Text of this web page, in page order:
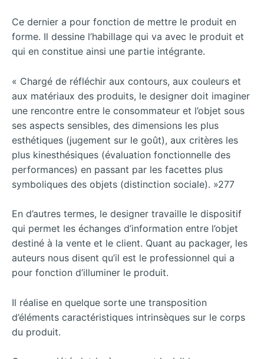
Ce dernier a pour fonction de mettre le produit en
forme. Il dessine l’habillage qui va avec le produit et
qui en constitue ainsi une partie intégrante.
« Chargé de réfléchir aux contours, aux couleurs et
aux matériaux des produits, le designer doit imaginer
une rencontre entre le consommateur et l’objet sous
ses aspects sensibles, des dimensions les plus
esthétiques (jugement sur le goût), aux critères les
plus kinesthésiques (évaluation fonctionnelle des
performances) en passant par les facettes plus
symboliques des objets (distinction sociale). »277
En d’autres termes, le designer travaille le dispositif
qui permet les échanges d’information entre l’objet
destiné à la vente et le client. Quant au packager, les
auteurs nous disent qu’il est le professionnel qui a
pour fonction d’illuminer le produit.
Il réalise en quelque sorte une transposition
d’éléments caractéristiques intrinsèques sur le corps
du produit.